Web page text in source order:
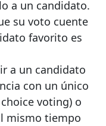
a un candidato.
su voto cuente
favorito es
a un candidato
con un único
voting) o
mismo tiempo